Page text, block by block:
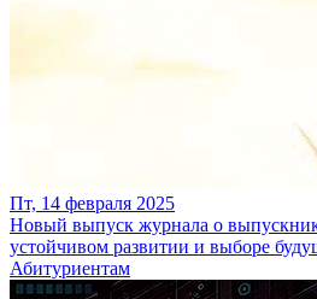
Пт, 14 февраля 2025
Новый выпуск журнала о
устойчивом развитии и выборе
Абитуриентам